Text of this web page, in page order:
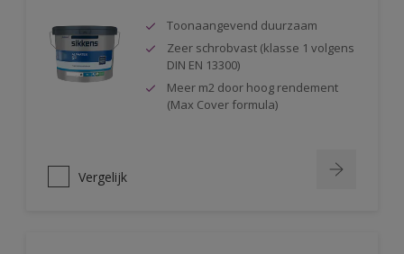
Toonaangevend duurzaam
Zeer schrobvast (klasse 1 volgens
DIN EN 13300)
Meer m2 door hoog rendement
(Max Cover formula)
Vergelijk